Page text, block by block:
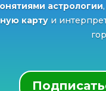
астрологии
картуи